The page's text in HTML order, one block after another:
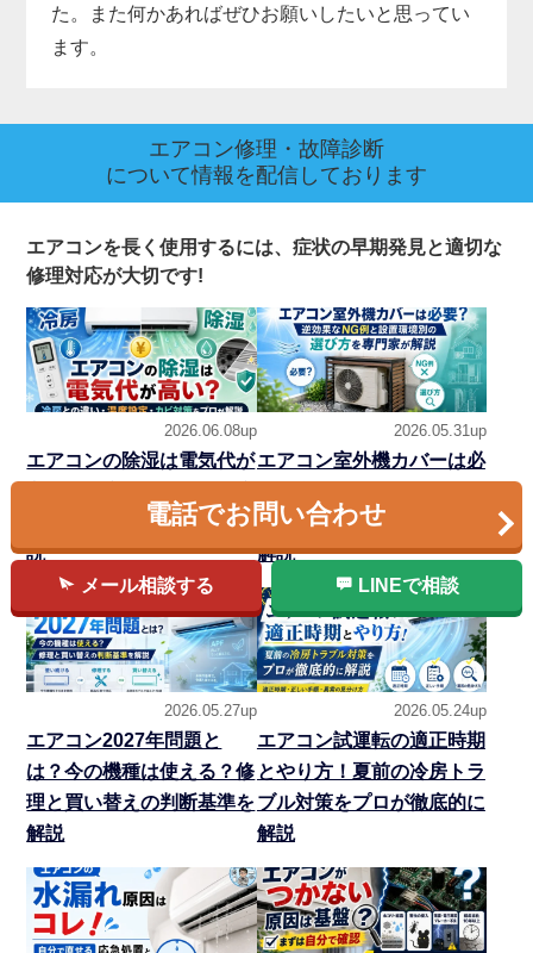
た。また何かあればぜひお願いしたいと思ってい
ます。
エアコン修理・故障診断
について情報を配信しております
エアコンを長く使用するには、症状の早期発見と適切な
修理対応が大切です!
2026.06.08up
エアコンの除湿は電気代が
設定・カビ対策をプロが解
説
2026.05.31up
エアコン室外機カバーは必
環境別の選び方を専門家が
解説
2026.05.27up
エアコン2027年問題と
は？今の機種は使える？修
理と買い替えの判断基準を
解説
2026.05.24up
エアコン試運転の適正時期
とやり方！夏前の冷房トラ
ブル対策をプロが徹底的に
解説
電話でお問い合わせ
メール相談する LINEで相談